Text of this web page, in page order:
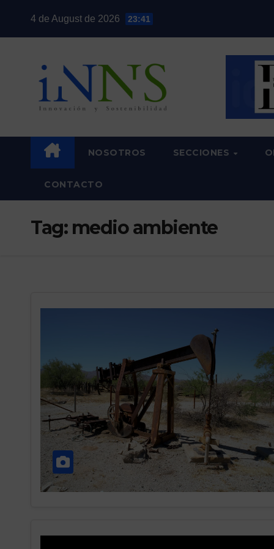
4 de August de 2026 23:41
NOSOTROS SECCIONES
CONTACTO
Tag: medio ambiente